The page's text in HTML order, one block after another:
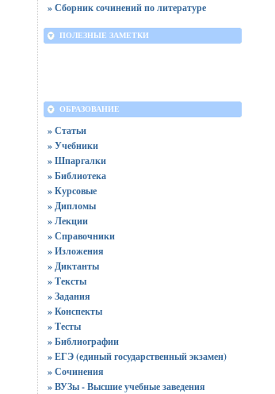
» Сборник сочинений по литературе
ПОЛЕЗНЫЕ ЗАМЕТКИ
ОБРАЗОВАНИЕ
» Статьи
» Учебники
» Шпаргалки
» Библиотека
» Курсовые
» Дипломы
» Лекции
» Справочники
» Изложения
» Диктанты
» Тексты
» Задания
» Конспекты
» Тесты
» Библиографии
» ЕГЭ (единый государственный экзамен)
» Сочинения
» ВУЗы - Высшие учебные заведения